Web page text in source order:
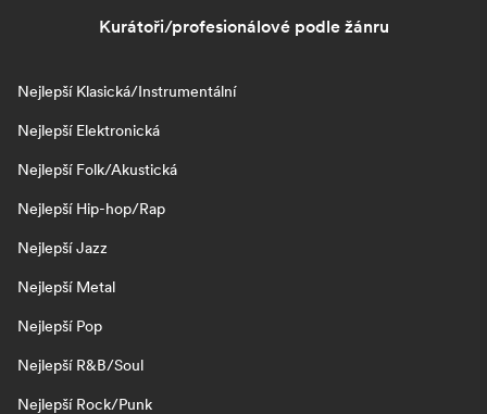
Kurátoři/profesionálové podle žánru
Nejlepší Klasická/Instrumentální
Nejlepší Elektronická
Nejlepší Folk/Akustická
Nejlepší Hip-hop/Rap
Nejlepší Jazz
Nejlepší Metal
Nejlepší Pop
Nejlepší R&B/Soul
Nejlepší Rock/Punk